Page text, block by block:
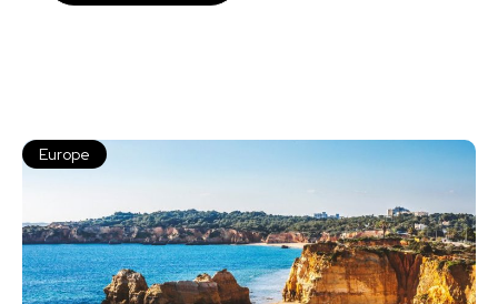
Europe